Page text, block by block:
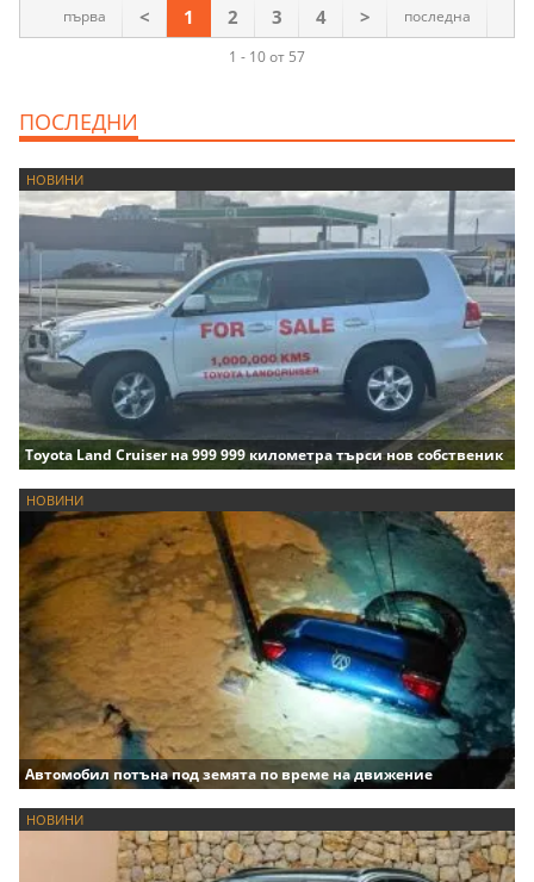
1 - 10 от 57
първа < 1 2 3 4 > последна
ПОСЛЕДНИ
НОВИНИ
Toyota Land Cruiser на 999 999 километра търси нов собственик
НОВИНИ
Автомобил потъна под земята по време на движение
НОВИНИ